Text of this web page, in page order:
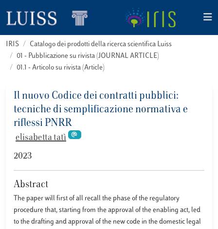
IRIS
Catalogo dei prodotti della ricerca scientifica Luiss
01 - Pubblicazione su rivista (JOURNAL ARTICLE)
01.1 - Articolo su rivista (Article)
Il nuovo Codice dei contratti pubblici:
tecniche di semplificazione normativa e
riflessi PNRR
elisabetta tatì
2023
Abstract
The paper will first of all recall the phase of the regulatory
procedure that, starting from the approval of the enabling act, led
to the drafting and approval of the new code in the domestic legal